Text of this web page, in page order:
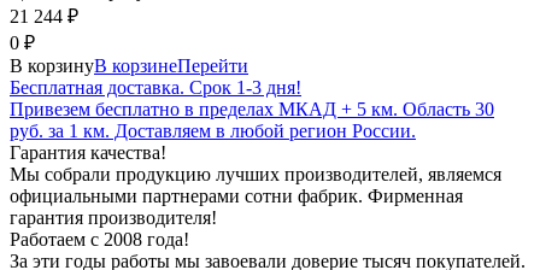
21 244 ₽
0 ₽
В корзинуВ корзинеПерейти
Бесплатная доставка. Срок 1-3 дня!
Привезем бесплатно в пределах МКАД + 5 км. Область 30
руб. за 1 км. Доставляем в любой регион России.
Гарантия качества!
Мы собрали продукцию лучших производителей, являемся
официальными партнерами сотни фабрик. Фирменная
гарантия производителя!
Работаем с 2008 года!
За эти годы работы мы завоевали доверие тысяч покупателей.